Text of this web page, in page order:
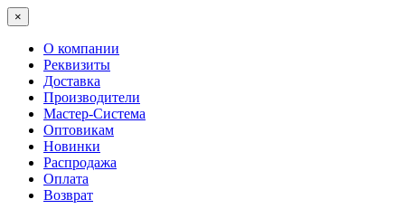
×
О компании
Реквизиты
Доставка
Производители
Мастер-Система
Оптовикам
Новинки
Распродажа
Оплата
Возврат